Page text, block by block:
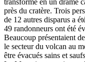
transformé en un drame
près du cratère. Trois
de 12 autres disparus a
49 randonneurs ont été
Beaucoup présentaient
le secteur du volcan au
être évacués sains et